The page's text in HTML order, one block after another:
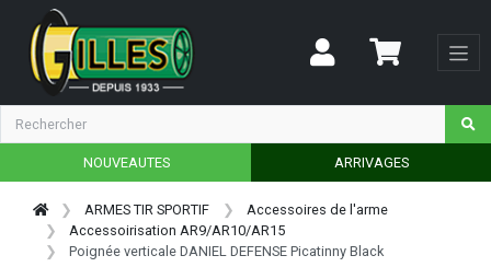
NOUVEAUTES ARRIVAGES
ARMES TIR SPORTIF
Accessoires de l'arme
Accessoirisation AR9/AR10/AR15
Poignée verticale DANIEL DEFENSE Picatinny Black